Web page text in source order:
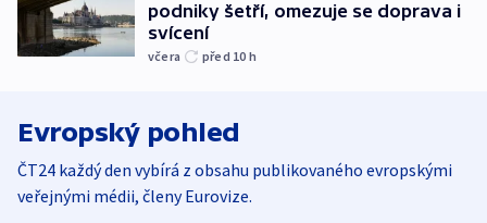
podniky šetří, omezuje se doprava i
svícení
včera před 10 h
Evropský pohled
ČT24 každý den vybírá z obsahu publikovaného evropskými
veřejnými médii, členy Eurovize.